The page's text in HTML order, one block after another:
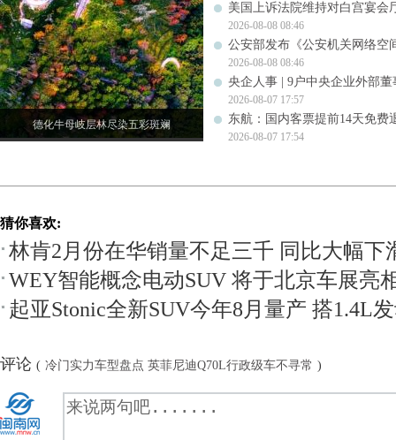
德化牛母岐层林尽染五彩斑斓
美国上诉法院维持对白宫宴会
2026-08-08 08:46
公安部发布《公安机关网络空
2026-08-08 08:46
央企人事 | 9户中央企业外部
2026-08-07 17:57
东航：国内客票提前14天免费
2026-08-07 17:54
猜你喜欢:
林肯2月份在华销量不足三千 同比大幅下
WEY智能概念电动SUV 将于北京车展亮
起亚Stonic全新SUV今年8月量产 搭1.4L
评论 ( 冷门实力车型盘点 英菲尼迪Q70L行政级车不寻常 )